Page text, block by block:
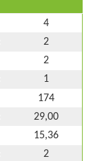
4
2
2
1
174
29,00
15,36
2